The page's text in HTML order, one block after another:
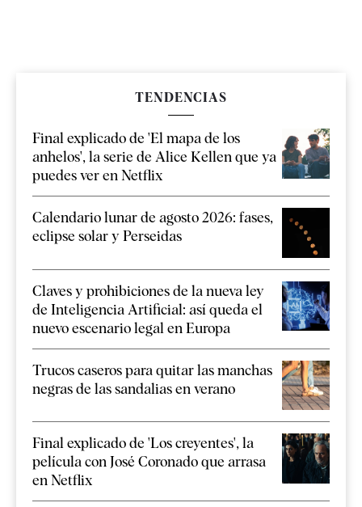
TENDENCIAS
Final explicado de 'El mapa de los
anhelos', la serie de Alice Kellen que ya
puedes ver en Netflix
Calendario lunar de agosto 2026: fases,
eclipse solar y Perseidas
Claves y prohibiciones de la nueva ley
de Inteligencia Artificial: así queda el
nuevo escenario legal en Europa
Trucos caseros para quitar las manchas
negras de las sandalias en verano
Final explicado de 'Los creyentes', la
película con José Coronado que arrasa
en Netflix